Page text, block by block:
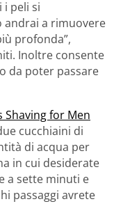
peli si
andrai a rimuovere
profonda”,
Inoltre consente
da poter passare
cucchiaini di
di acqua per
in cui desiderate
a sette minuti e
passaggi avrete